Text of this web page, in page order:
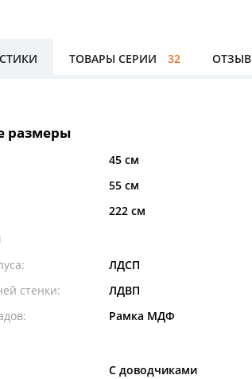
ТОВАРЫ СЕРИИ 32
размеры
45 см
55 см
222 см
ЛДСП
стенки:
ЛДВП
Рамка МДФ
С доводчиками